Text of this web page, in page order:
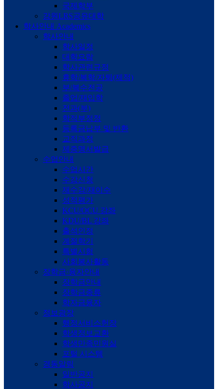
국제학부
강원LRS공유대학
학사안내 Academics
학사안내
학사일정
대학요람
학사관련규정
휴학/복학/자퇴(제적)
부/복수전공
졸업/재입학
전과(부)
학적부정정
등록금납부 및 반환
교직과정
제증명서발급
수업안내
수업시간
수강신청
재수강/재이수
성적평가
KCU/OCU 강좌
KDU/BL 강좌
출석인정
계절학기
특별시험
사회봉사활동
장학금·융자안내
장학금안내
장학금종류
학자금융자
정보광장
행정서비스헌장
학생정보교환
학생만족민원실
포털 시스템
경동알림
일반공지
학사공지